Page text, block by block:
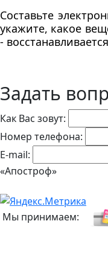
Составьте
укажите, какое
-
Задать
Как Вас зовут:
Номер телефона:
E-mail:
«Апостроф»
Мы принимаем: